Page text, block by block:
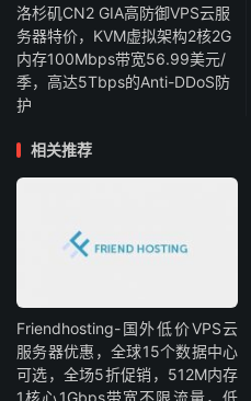
洛杉矶CN2 GIA高防御VPS云服
务器特价，KVM虚拟架构2核2G
内存100Mbps带宽56.99美元/
季，高达5Tbps的Anti-DDoS防
护
相关推荐
Friendhosting-国外低价VPS云
服务器优惠，全球15个数据中心
可选，全场5折促销，512M内存